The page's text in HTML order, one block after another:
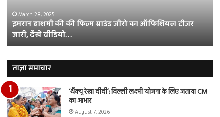
का
ऑफिशियल
टीजर
जारी,
वीडियो…
March 28, 2025
इमरान हाशमी की की फिल्म ग्राउंड जीरो का ऑफिशियल टीजर
जारी, देंखे वीडियो…
ताज़ा समाचार
‘थैंक्यू रेखा दीदी’: दिल्ली लक्ष्मी योजना के लिए जताया CM
का आभार
August 7, 2026